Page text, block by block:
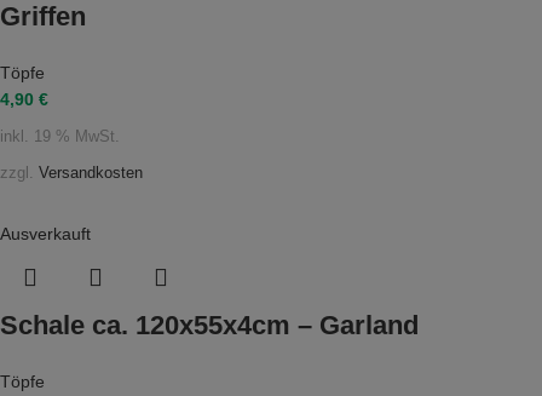
Griffen
Töpfe
4,90 €
inkl. 19 % MwSt.
zzgl. Versandkosten
Ausverkauft
Schale ca. 120x55x4cm – Garland
Töpfe